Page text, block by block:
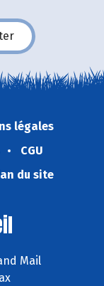
légales
CGU
du site
Mail